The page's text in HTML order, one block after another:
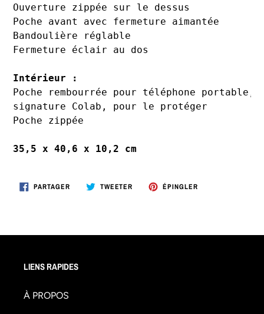
Ouverture zippée sur le dessus
Poche avant avec fermeture aimantée
Bandoulière réglable
Fermeture éclair au dos
Intérieur :
Poche rembourrée pour téléphone portable,
signature Colab, pour le protéger
Poche zippée
35,5 x 40,6 x 10,2 cm
PARTAGERPARTAGER
SUR
TWEETER TWEETERÉPINGLER
LIENS RAPIDES
À PROPOS